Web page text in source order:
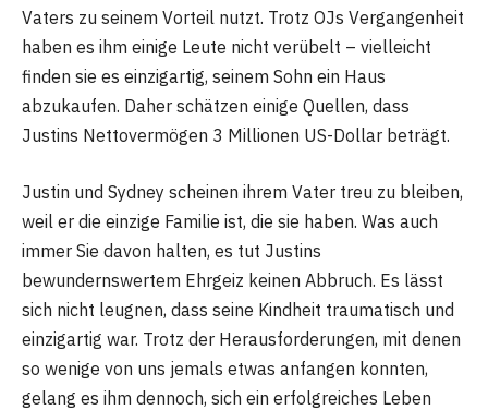
Vaters zu seinem Vorteil nutzt. Trotz OJs Vergangenheit
haben es ihm einige Leute nicht verübelt – vielleicht
finden sie es einzigartig, seinem Sohn ein Haus
abzukaufen. Daher schätzen einige Quellen, dass
Justins Nettovermögen 3 Millionen US-Dollar beträgt.
Justin und Sydney scheinen ihrem Vater treu zu bleiben,
weil er die einzige Familie ist, die sie haben. Was auch
immer Sie davon halten, es tut Justins
bewundernswertem Ehrgeiz keinen Abbruch. Es lässt
sich nicht leugnen, dass seine Kindheit traumatisch und
einzigartig war. Trotz der Herausforderungen, mit denen
so wenige von uns jemals etwas anfangen konnten,
gelang es ihm dennoch, sich ein erfolgreiches Leben